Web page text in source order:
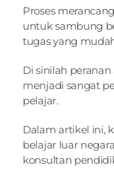
Proses
untuk sambung
tugas yang
Di sinilah
menjadi sangat
pelajar.
Dalam artikel ini,
belajar luar
konsultan